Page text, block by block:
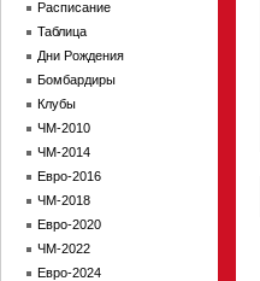
Расписание
Таблица
Дни Рождения
Бомбардиры
Клубы
ЧМ-2010
ЧМ-2014
Евро-2016
ЧМ-2018
Евро-2020
ЧМ-2022
Евро-2024